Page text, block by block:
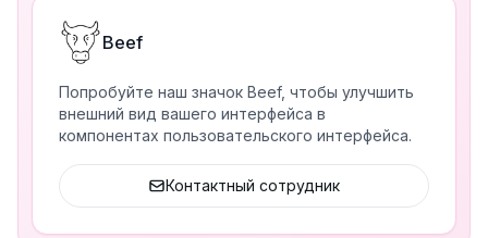
Beef
Попробуйте наш значок Beef, чтобы улучшить
внешний вид вашего интерфейса в
компонентах пользовательского интерфейса.
Контактный сотрудник